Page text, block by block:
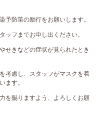
予防策の励行をお願いします。
ッフまでお申し出ください。
せきなどの症状が見られたとき
考慮し、スタッフがマスクを着
ます。
を賜りますよう、よろしくお願